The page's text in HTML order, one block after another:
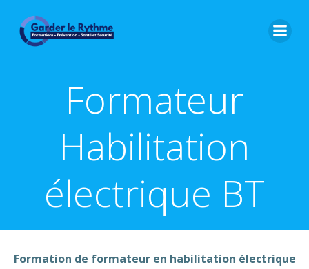
Formateur
Habilitation
électrique BT
Formation de formateur en habilitation électrique